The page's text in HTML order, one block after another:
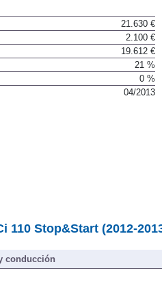
21.630 €
2.100 €
19.612 €
21 %
0 %
04/2013
110 Stop&Start (2012-
conducción